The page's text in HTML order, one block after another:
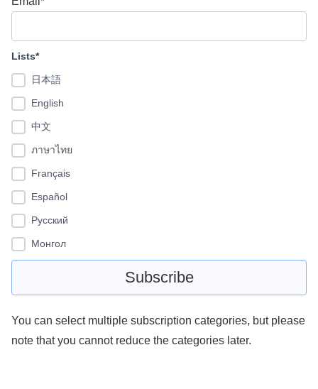
Lists*
日本語
English
中文
ภาษาไทย
Français
Español
Pусский
Монгол
You can select multiple subscription categories, but please
note that you cannot reduce the categories later.